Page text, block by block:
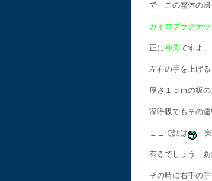
で この整体の帰
カイロプラクテ
正に神業ですよ
左右の手を上げ
厚さ１ｃｍの板
深呼吸でもその
ここで話は 実
有るでしょう あ
その時に右手の